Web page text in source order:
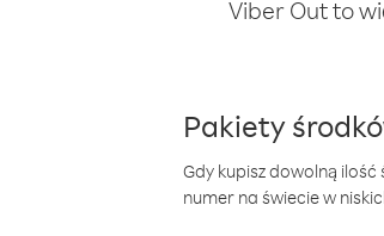
Viber Out to
Pakiety
Gdy kupisz dowolną
numer na świecie w